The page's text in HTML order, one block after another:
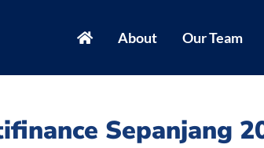
About Our Team
Sepanjang